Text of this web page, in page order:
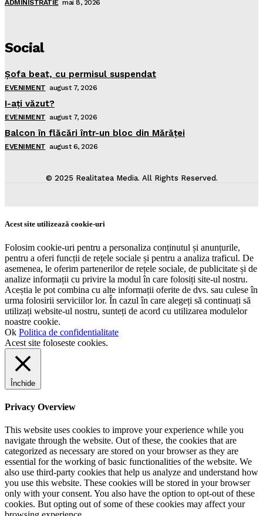
ADMINISTRATIE mai 8, 2026
Social
Şofa beat, cu permisul suspendat
EVENIMENT august 7, 2026
I-aţi văzut?
EVENIMENT august 7, 2026
Balcon în flăcări într-un bloc din Mărăţei
EVENIMENT august 6, 2026
© 2025 Realitatea Media. All Rights Reserved.
Acest site utilizează cookie-uri
Folosim cookie-uri pentru a personaliza conținutul și anunțurile,
pentru a oferi funcții de rețele sociale și pentru a analiza traficul. De
asemenea, le oferim partenerilor de rețele sociale, de publicitate și de
analize informații cu privire la modul în care folosiți site-ul nostru.
Aceștia le pot combina cu alte informații oferite de dvs. sau culese în
urma folosirii serviciilor lor. În cazul în care alegeți să continuați să
utilizați website-ul nostru, sunteți de acord cu utilizarea modulelor
noastre cookie.
Ok Politica de confidentialitate
Acest site foloseste cookies.
Închide
Privacy Overview
This website uses cookies to improve your experience while you
navigate through the website. Out of these, the cookies that are
categorized as necessary are stored on your browser as they are
essential for the working of basic functionalities of the website. We
also use third-party cookies that help us analyze and understand how
you use this website. These cookies will be stored in your browser
only with your consent. You also have the option to opt-out of these
cookies. But opting out of some of these cookies may affect your